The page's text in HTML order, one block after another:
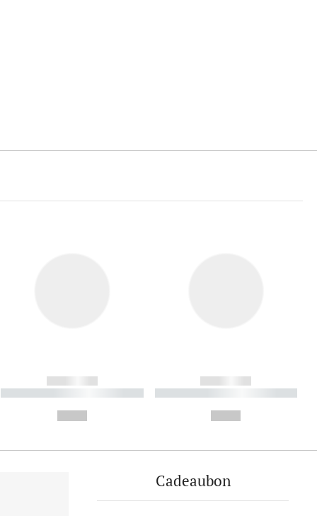
------------
----------- ----------- ----------
------------
----------- ----------- ----------
Cadeaubon